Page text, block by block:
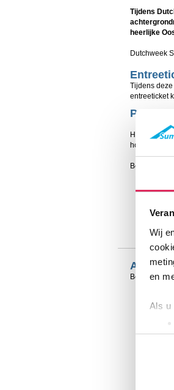
Wij
en
Als u
Tijdens
heerlijke
Dutchweek
Tijdens
entreeticket
Het
hoogte te
Ben je
Benieuwd